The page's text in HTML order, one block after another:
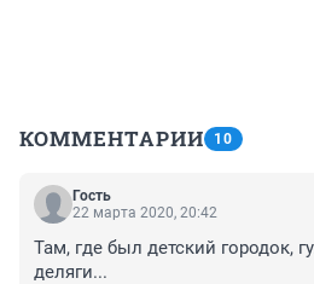
КОММЕНТАРИИ 10
Гость
22 марта 2020, 20:42
Там, где был детский городок,
деляги...